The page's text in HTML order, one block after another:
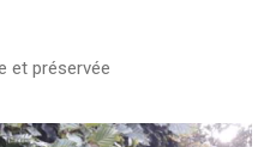
et préservée